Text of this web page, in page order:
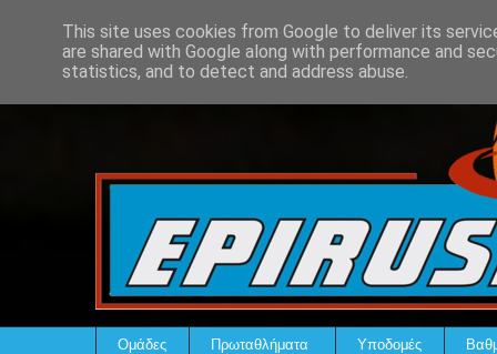
Ομάδες Πρωταθλήματα Υποδομές
This site uses cookies from Google to deliver its
are shared with Google along with performance and
statistics, and to detect and address abuse.